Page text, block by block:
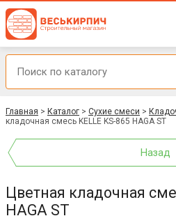
Главная > Каталог > Сухие смеси >
кладочная смесь KELLE KS-865 HAGA ST
Назад
Цветная кладочная
HAGA ST